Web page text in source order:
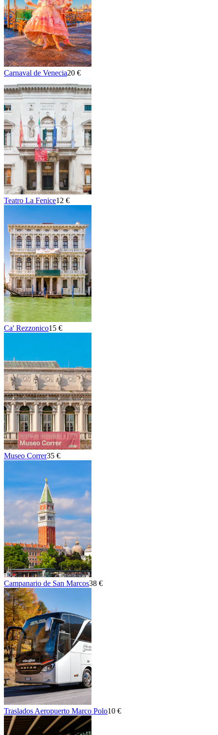
Carnaval de Venecia20 €
Teatro La Fenice12 €
Ca' Rezzonico15 €
Museo Correr35 €
Campanario de San Marcos38 €
Traslados Aeropuerto Marco Polo10 €